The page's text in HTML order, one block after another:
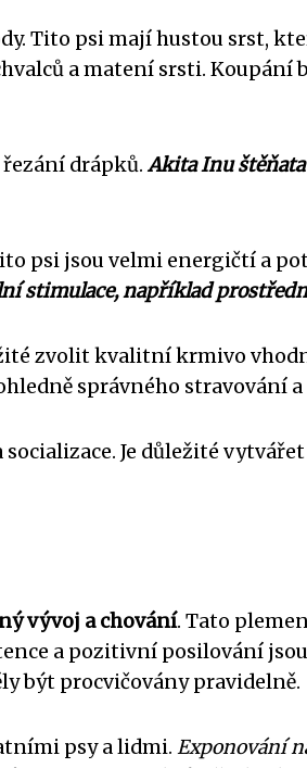
Tito psi mají hustou srst,
a matení srsti. Koupání
drápků. Akita Inu
psi jsou velmi energičtí a
stimulace, například
zvolit kvalitní krmivo
správného stravování
Je důležité
vývoj a chování. Tato
a pozitivní posilování
být procvičovány pravidelně.
psy a lidmi. Exponování